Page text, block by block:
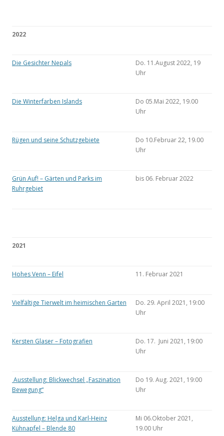
2022
Die Gesichter Nepals
Do. 11.August 2022, 19
Uhr
Die Winterfarben Islands
Do 05.Mai 2022, 19.00
Uhr
Rügen und seine Schutzgebiete
Do 10.Februar 22, 19.00
Uhr
Grün Auf! – Gärten und Parks im
Ruhrgebiet
bis 06. Februar 2022
2021
Hohes Venn – Eifel 11. Februar 2021
Vielfältige Tierwelt im heimischen Garten
Do. 29. April 2021, 19:00
Uhr
Kersten Glaser – Fotografien
Do. 17. Juni 2021, 19:00
Uhr
Ausstellung: Blickwechsel „Faszination
Bewegung“
Do 19. Aug. 2021, 19:00
Uhr
Ausstellung: Helga und Karl-Heinz
Kühnapfel – Blende 80
Mi 06.Oktober 2021,
19.00 Uhr